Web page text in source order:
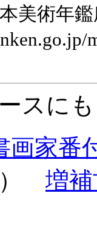
美術年鑑
スに
画家番
） 増